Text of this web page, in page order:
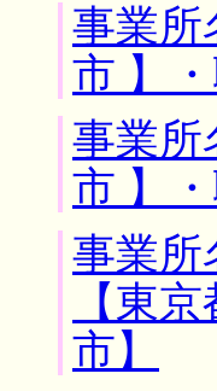
事業所
市 】
事業所
市 】
事業
【東
市】